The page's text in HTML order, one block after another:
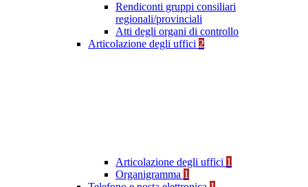
Rendiconti gruppi consiliari
regionali/provinciali
Atti degli organi di controllo
Articolazione degli uffici 2
Articolazione degli uffici 1
Organigramma 1